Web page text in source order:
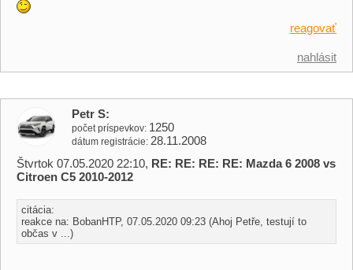
reagovať
nahlásit
Petr S
počet príspevkov 1250
dátum registrácie 28.11.2008
Štvrtok 07.05.2020 22:10, RE: RE: RE: RE: Mazda 6 2008 vs
Citroen C5 2010-2012
citácia:
reakce na: BobanHTP, 07.05.2020 09:23 (Ahoj Petře, testují to
občas v ...)